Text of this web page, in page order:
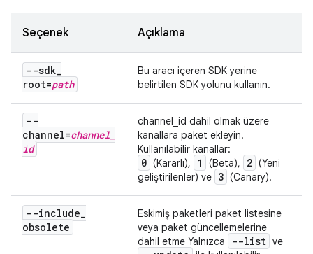
Seçenek Açıklama
--sdk_
root=path
Bu aracı içeren SDK yerine
belirtilen SDK yolunu kullanın.
--
channel=channel
id
channel_id dahil olmak üzere
kanallara paket ekleyin.
Kullanılabilir kanallar:
0 (Kararlı), 1 (Beta), 2 (Yeni
geliştirilenler) ve 3 (Canary).
--include_
obsolete
Eskimiş paketleri paket listesine
veya paket güncellemelerine
dahil etme Yalnızca
--list ve